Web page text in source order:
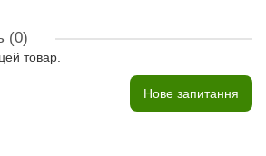
(0)
товар.
Нове запитання